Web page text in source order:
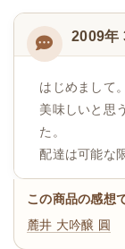
2009年
はじめまして。
美味しいと思
た。
配達は可能な
この商品の感想
麓井 大吟醸 圓